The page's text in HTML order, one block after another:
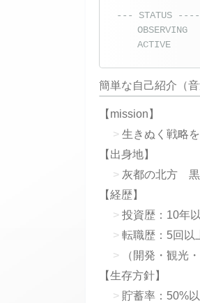
--- STATUS
OBSERVING
ACTIVE
簡単な自己紹介（
【mission】
生きぬく戦略
【出身地】
灰都の北方 黒
【経歴】
投資歴：10年
転職歴：5回以
（開発・観光
【生存方針】
貯蓄率：50%